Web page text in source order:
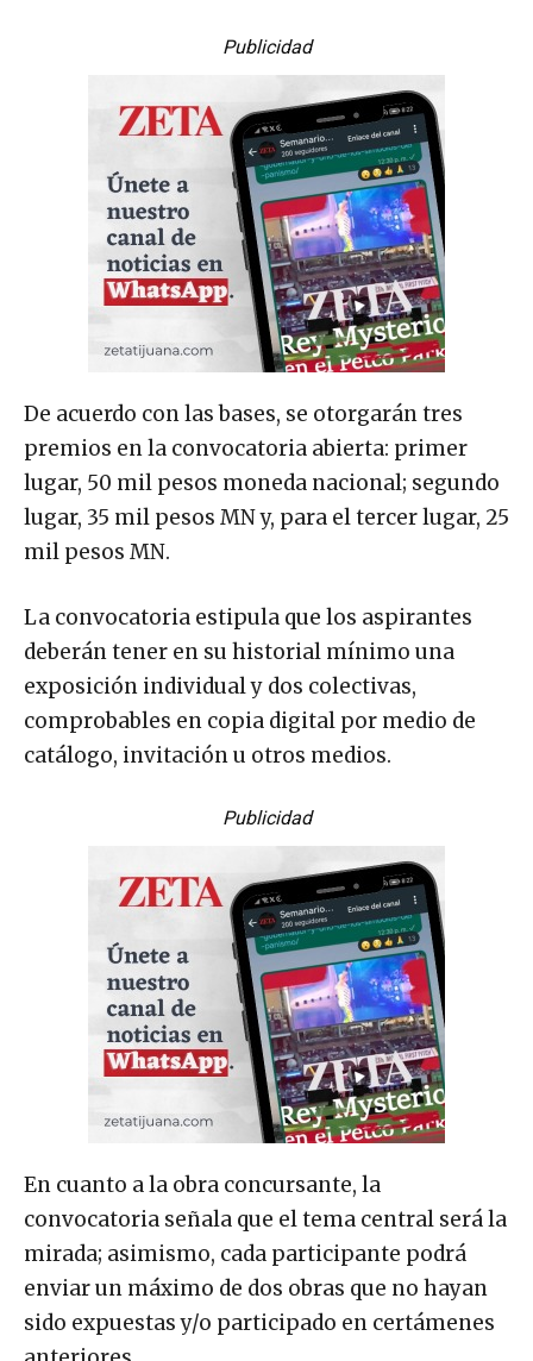
Publicidad
De acuerdo con las bases, se otorgarán tres
premios en la convocatoria abierta: primer
lugar, 50 mil pesos moneda nacional; segundo
lugar, 35 mil pesos MN y, para el tercer lugar, 25
mil pesos MN.
La convocatoria estipula que los aspirantes
deberán tener en su historial mínimo una
exposición individual y dos colectivas,
comprobables en copia digital por medio de
catálogo, invitación u otros medios.
Publicidad
En cuanto a la obra concursante, la
convocatoria señala que el tema central será la
mirada; asimismo, cada participante podrá
enviar un máximo de dos obras que no hayan
sido expuestas y/o participado en certámenes